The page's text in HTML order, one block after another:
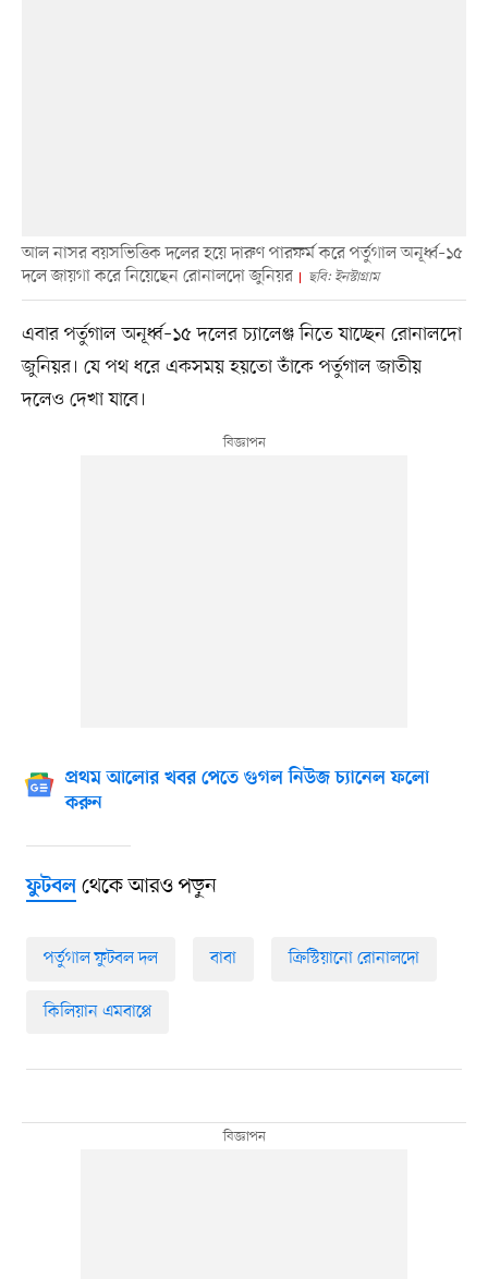
আল নাসর বয়সভিত্তিক দলের হয়ে দারুণ পারফর্ম করে পর্তুগাল অনূর্ধ্ব–১৫
দলে জায়গা করে নিয়েছেন রোনালদো জুনিয়র
ছবি: ইনস্টাগ্রাম
এবার পর্তুগাল অনূর্ধ্ব–১৫ দলের চ্যালেঞ্জ নিতে যাচ্ছেন রোনালদো
জুনিয়র। যে পথ ধরে একসময় হয়তো তাঁকে পর্তুগাল জাতীয়
দলেও দেখা যাবে।
প্রথম আলোর খবর পেতে গুগল নিউজ চ্যানেল ফলো
করুন
ফুটবলথেকে আরও পড়ুন
পর্তুগাল ফুটবল দল বাবা ক্রিস্টিয়ানো রোনালদো
কিলিয়ান এমবাপ্পে